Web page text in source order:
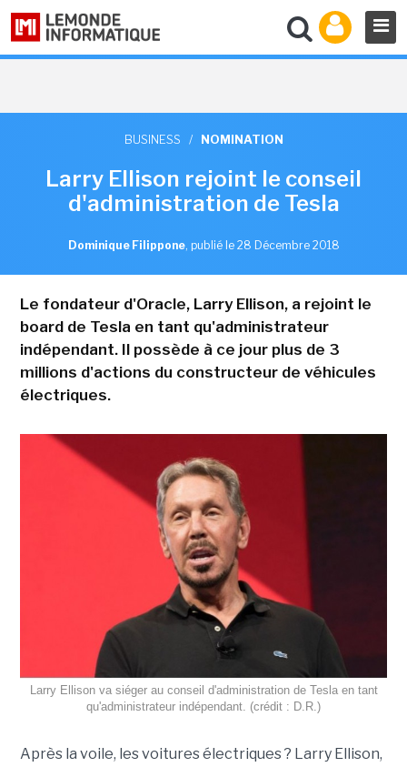
BUSINESS / NOMINATION
Larry Ellison rejoint le conseil
d'administration de Tesla
Dominique Filippone, publié le 28 Décembre 2018
Le fondateur d'Oracle, Larry Ellison, a rejoint le
board de Tesla en tant qu'administrateur
indépendant. Il possède à ce jour plus de 3
millions d'actions du constructeur de véhicules
électriques.
Larry Ellison va siéger au conseil d'administration de Tesla en tant
qu'administrateur indépendant. (crédit : D.R.)
Après la voile, les voitures électriques ? Larry Ellison,